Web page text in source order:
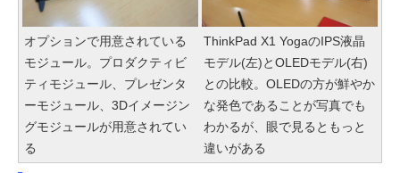
オプションで用意されている
モジュール。プロダクティビ
ティモジュール、プレゼンタ
ーモジュール、3Dイメージン
グモジュールが用意されてい
る
ThinkPad X1 YogaのIPS液晶
モデル(左)とOLEDモデル(右)
との比較。OLEDの方が鮮やか
な発色であることが写真でも
わかるが、眼で見るともっと
違いがある